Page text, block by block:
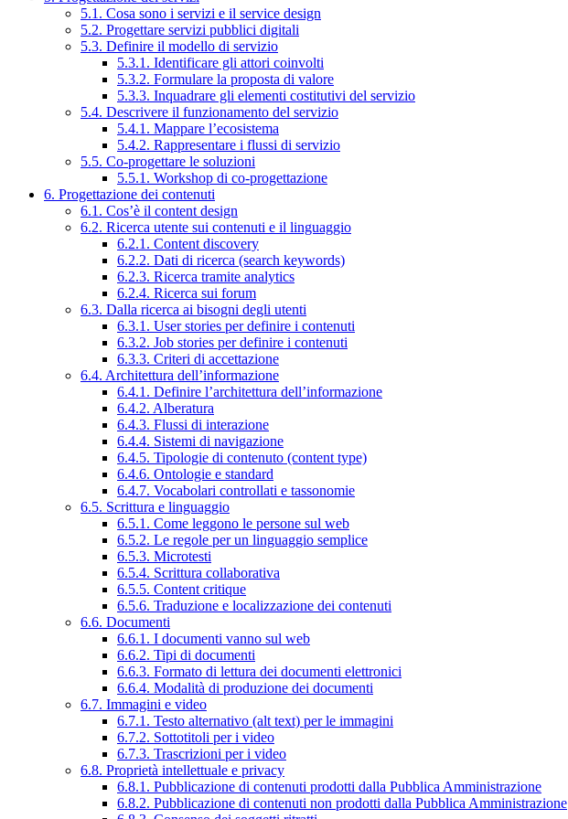
5.1. Cosa sono i servizi e il service design
5.2. Progettare servizi pubblici digitali
5.3. Definire il modello di servizio
5.3.1. Identificare gli attori coinvolti
5.3.2. Formulare la proposta di valore
5.3.3. Inquadrare gli elementi costitutivi del servizio
5.4. Descrivere il funzionamento del servizio
5.4.1. Mappare l’ecosistema
5.4.2. Rappresentare i flussi di servizio
5.5. Co-progettare le soluzioni
5.5.1. Workshop di co-progettazione
6. Progettazione dei contenuti
6.1. Cos’è il content design
6.2. Ricerca utente sui contenuti e il linguaggio
6.2.1. Content discovery
6.2.2. Dati di ricerca (search keywords)
6.2.3. Ricerca tramite analytics
6.2.4. Ricerca sui forum
6.3. Dalla ricerca ai bisogni degli utenti
6.3.1. User stories per definire i contenuti
6.3.2. Job stories per definire i contenuti
6.3.3. Criteri di accettazione
6.4. Architettura dell’informazione
6.4.1. Definire l’architettura dell’informazione
6.4.2. Alberatura
6.4.3. Flussi di interazione
6.4.4. Sistemi di navigazione
6.4.5. Tipologie di contenuto (content type)
6.4.6. Ontologie e standard
6.4.7. Vocabolari controllati e tassonomie
6.5. Scrittura e linguaggio
6.5.1. Come leggono le persone sul web
6.5.2. Le regole per un linguaggio semplice
6.5.3. Microtesti
6.5.4. Scrittura collaborativa
6.5.5. Content critique
6.5.6. Traduzione e localizzazione dei contenuti
6.6. Documenti
6.6.1. I documenti vanno sul web
6.6.2. Tipi di documenti
6.6.3. Formato di lettura dei documenti elettronici
6.6.4. Modalità di produzione dei documenti
6.7. Immagini e video
6.7.1. Testo alternativo (alt text) per le immagini
6.7.2. Sottotitoli per i video
6.7.3. Trascrizioni per i video
6.8. Proprietà intellettuale e privacy
6.8.1. Pubblicazione di contenuti prodotti dalla Pubblica Amministrazione
6.8.2. Pubblicazione di contenuti non prodotti dalla Pubblica Amministrazione